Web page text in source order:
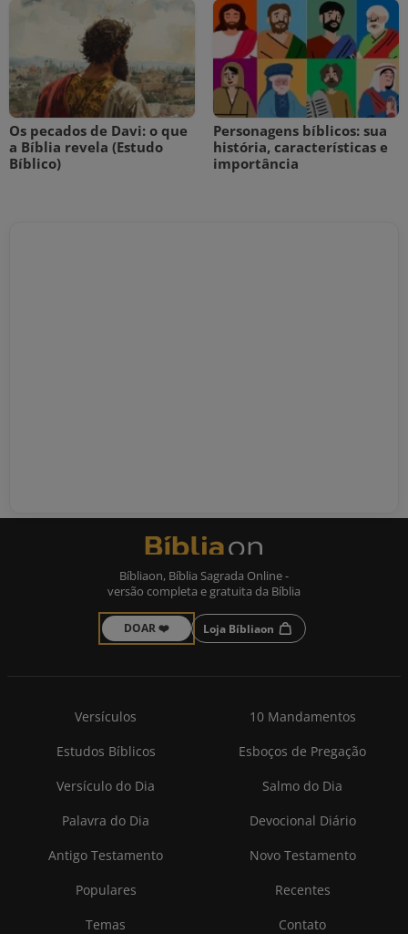
Os pecados de Davi: o que
a Bíblia revela (Estudo
Bíblico)
Personagens bíblicos: sua
história, características e
importância
Bíbliaon, Bíblia Sagrada Online -
versão completa e gratuita da Bíblia
DOAR ❤️ Loja Bíbliaon
Versículos
10 Mandamentos
Estudos Bíblicos
Esboços de Pregação
Versículo do Dia
Salmo do Dia
Palavra do Dia
Devocional Diário
Antigo Testamento
Novo Testamento
Populares
Recentes
Temas
Contato